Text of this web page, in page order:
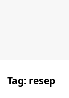
Tag: resep